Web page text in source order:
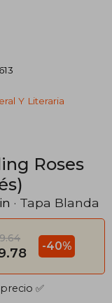
Y Literaria
Roses
· Tapa Blanda
-40%
✅